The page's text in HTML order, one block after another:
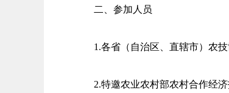
二、参加人员
1.各省（自治区、直辖市）农
2.特邀农业农村部农村合作经